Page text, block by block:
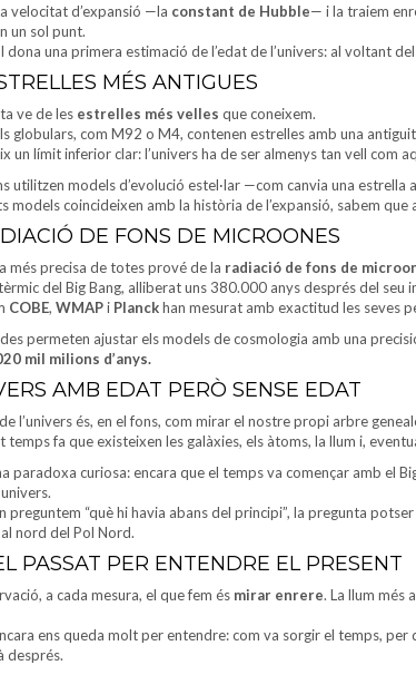
velocitat d’expansió —la constant de Hubble— i la traiem
un sol punt.
dona una primera estimació de l’edat de l’univers: al voltant
MÉS ANTIGUES
ve de les estrelles més velles que coneixem.
globulars, com M92 o M4, contenen estrelles amb una
un límit inferior clar: l’univers ha de ser almenys tan vell com
utilitzen models d’evolució estel·lar —com canvia una estrella
models coincideixen amb la història de l’expansió, sabem que
DE FONS DE MICROONES
més precisa de totes prové de la radiació de fons de
del Big Bang, alliberat uns 380.000 anys després del seu
COBE, WMAPi Planckhan mesurat amb exactitud les seves
permeten ajustar els models de cosmologia amb una
mil milions d’anys.
AMB EDAT PERÒ SENSE EDAT
l’univers és, en el fons, com mirar el nostre propi arbre
temps fa que existeixen les galàxies, els àtoms, la llum i,
paradoxa curiosa: encara que el temps va començar amb el
preguntem “què hi havia abans del principi”, la pregunta
nord del Pol Nord.
PASSAT PER ENTENDRE EL PRESENT
a cada mesura, el que fem és mirar enrere. La llum més
ens queda molt per entendre: com va sorgir el temps, per
després.